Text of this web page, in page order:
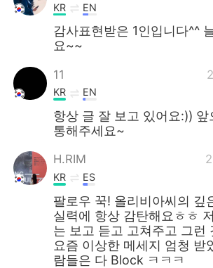
KR EN
감사표현받은 1인입니다^^
요~~
11
KR EN
항상 글 잘 보고 있어요:)) 앞
통해주세요~
H.RIM
KR ES
팔로우 꾹! 올리비아씨의 깊
실력에 항상 감탄해요ㅎㅎ
는 보고 듣고 고쳐주고 그런
요즘 이상한 메세지 엄청 받
람들은 다 Block ㅋㅋㅋ